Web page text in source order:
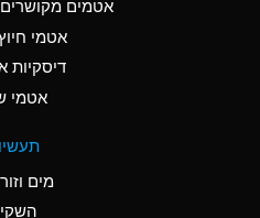
Ammonia Gas (cold)
Ammonia Gas (hot)
אטמים
אטמי
דיסקיות
אטמי
מים